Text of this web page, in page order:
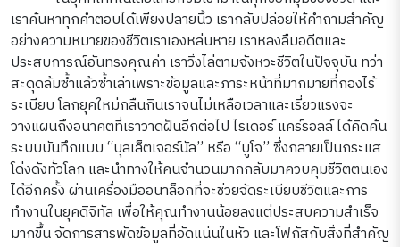
เราค้นหาทุกคำตอบได้เพียงปลายนิ้ว เรากลับปล่อยให้คำถามสำคัญ
อย่างความหมายของชีวิตเราเองหล่นหาย เราหลงลืมอดีตและ
ประสบการณ์อันทรงคุณค่า เราวิ่งไล่ตามจังหวะชีวิตในปัจจุบัน ทว่า
สะดุดล้มซ้ำแล้วซ้ำเล่าเพราะข้อมูลและภาระหน้าที่มากมายที่กองไร้
ระเบียบ โลกยุคใหม่กลืนกินเราจนไม่เหลือเวลาและเรี่ยวแรงจะ
วางแผนถึงอนาคตที่เราวาดฝันอีกต่อไป ไรเดอร์ แคร์รอลล์ ได้คิดค้น
ระบบบันทึกแบบ “บุลเล็ตเจอร์นัล” หรือ “บูโจ” ซึ่งกลายเป็นกระแส
โด่งดังทั่วโลก และนำทางให้คนจำนวนมากกลับมาควบคุมชีวิตตนเอง
ได้อีกครั้ง ผ่านเครื่องมืออนาล็อกที่จะช่วยจัดระเบียบชีวิตและการ
ทำงานในยุคดิจิทัล เพื่อให้คุณทำงานน้อยลงแต่ประสบความสำเร็จ
มากขึ้น จัดการสารพัดข้อมูลที่อัดแน่นในหัว และโฟกัสกับสิ่งที่สำคัญ